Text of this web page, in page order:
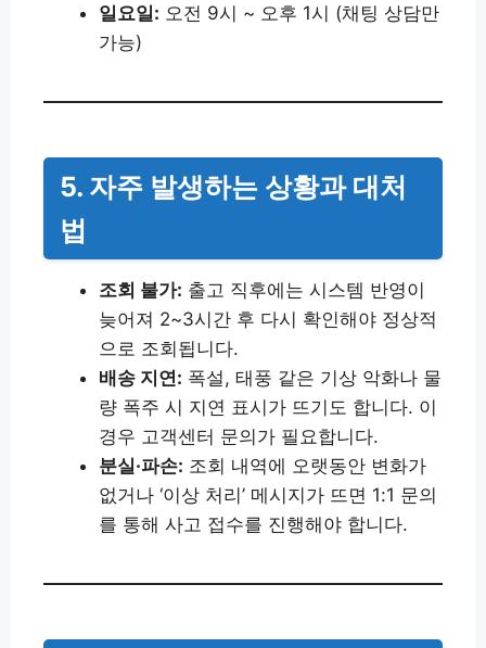
일요일: 오전 9시 ~ 오후 1시 (채팅 상담만
가능)
5. 자주 발생하는 상황과 대처
법
조회 불가: 출고 직후에는 시스템 반영이
늦어져 2~3시간 후 다시 확인해야 정상적
으로 조회됩니다.
배송 지연: 폭설, 태풍 같은 기상 악화나 물
량 폭주 시 지연 표시가 뜨기도 합니다. 이
경우 고객센터 문의가 필요합니다.
분실·파손: 조회 내역에 오랫동안 변화가
없거나 ‘이상 처리’ 메시지가 뜨면 1:1 문의
를 통해 사고 접수를 진행해야 합니다.